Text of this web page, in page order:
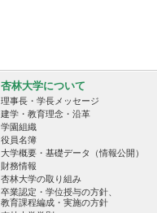
杏林大学について
理事長・学長メッセージ
建学・教育理念・沿革
学園組織
役員名簿
大学概要・基礎データ（情報公開）
財務情報
杏林大学の取り組み
卒業認定・学位授与の方針、
教育課程編成・実施の方針